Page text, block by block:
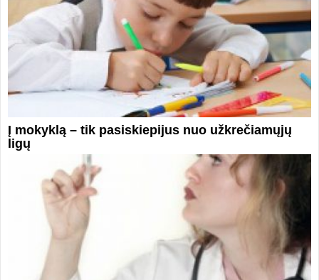
Į mokyklą – tik pasiskiepijus nuo užkrečiamųjų
ligų